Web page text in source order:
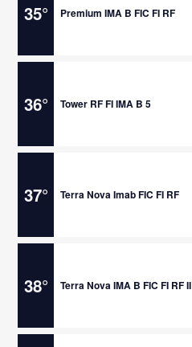
35° Premium IMA B FIC FI RF
36° Tower RF FI IMA B 5
37° Terra Nova Imab FIC FI RF
38° Terra Nova IMA B FIC FI RF II